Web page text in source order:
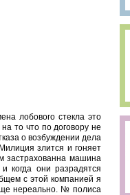
лобового стекла это
то что по договору не
о возбуждении дела
злится и гоняет
застрахованна машина
когда они разрадятся
с этой компанией я
нереально. № полиса